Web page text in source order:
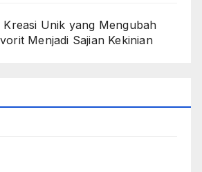
Kreasi Unik yang Mengubah
Menjadi Sajian Kekinian